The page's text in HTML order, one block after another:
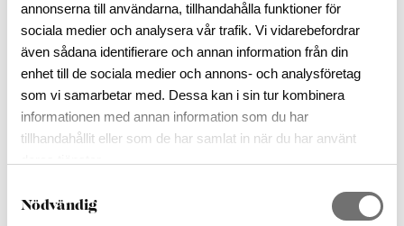
annonserna till användarna, tillhandahålla funktioner för
sociala medier och analysera vår trafik. Vi vidarebefordrar
även sådana identifierare och annan information från din
enhet till de sociala medier och annons- och analysföretag
som vi samarbetar med. Dessa kan i sin tur kombinera
informationen med annan information som du har
tillhandahållit eller som de har samlat in när du har använt
Nödvändig
Hyttsill är en tradition från tiden när glasugnarna
användes till matlagning efter arbetstid. Nu är det
en festkväll med småländska specialiteter
kroppkakor, isterband och ostkaka
Läs mer